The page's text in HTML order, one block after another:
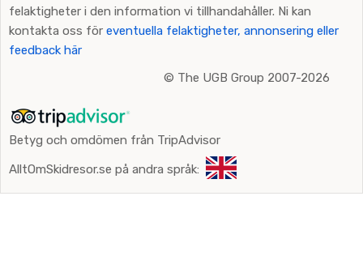
felaktigheter i den information vi tillhandahåller. Ni kan
kontakta oss för eventuella felaktigheter, annonsering eller
feedback här
© The UGB Group 2007-2026
Betyg och omdömen från TripAdvisor
AlltOmSkidresor.se på andra språk: